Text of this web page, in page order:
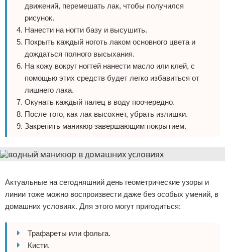
движений, перемешать лак, чтобы получился
рисунок.
Нанести на ногти базу и высушить.
Покрыть каждый ноготь лаком основного цвета и
дождаться полного высыхания.
На кожу вокруг ногтей нанести масло или клей, с
помощью этих средств будет легко избавиться от
лишнего лака.
Окунать каждый палец в воду поочередно.
После того, как лак высохнет, убрать излишки.
Закрепить маникюр завершающим покрытием.
Актуальные на сегодняшний день геометрические узоры и
линии тоже можно воспроизвести даже без особых умений, в
домашних условиях. Для этого могут пригодиться:
Трафареты или фольга.
Кисти.